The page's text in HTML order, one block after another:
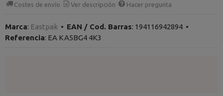
Costes de envío Ver descripción Hacer pregunta
Marca: Eastpak • EAN / Cod. Barras: 194116942894 •
Referencia: EA KA5BG4 4K3